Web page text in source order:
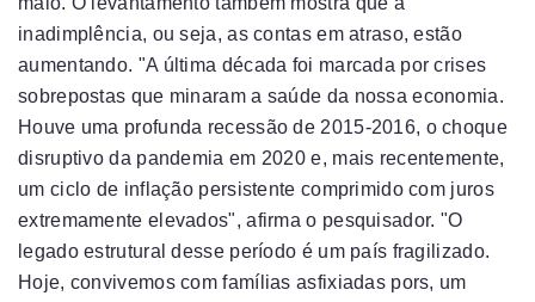
inadimplência, ou seja, as contas em atraso, estão
aumentando. "A última década foi marcada por crises
sobrepostas que minaram a saúde da nossa economia.
Houve uma profunda recessão de 2015-2016, o choque
disruptivo da pandemia em 2020 e, mais recentemente,
um ciclo de inflação persistente comprimido com juros
extremamente elevados", afirma o pesquisador. "O
legado estrutural desse período é um país fragilizado.
Hoje, convivemos com famílias asfixiadas pors, um